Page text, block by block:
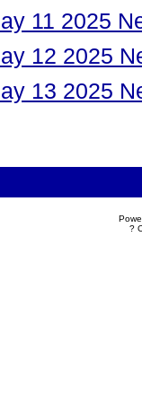
11 2025
12 2025
13 2025
?